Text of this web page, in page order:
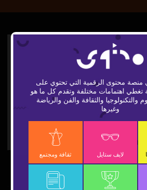
Play
Video
القرن" لحمايته
منصة محتوى الرقمية التي تحتوي على
تغطي اهتمامات مختلفة وتقدم كل ما هو
والتكنولوجيا والثقافة والفن والرياضة
وغيرها
لايف ستايل ثقافة ومجتمع